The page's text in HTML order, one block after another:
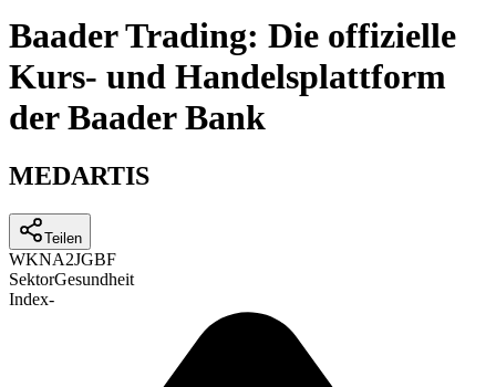
Baader Trading: Die offizielle
Kurs- und Handelsplattform
der Baader Bank
MEDARTIS
Teilen
WKNA2JGBF
SektorGesundheit
Index-